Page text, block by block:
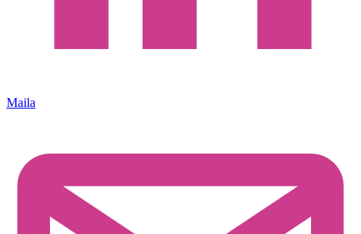
Maila